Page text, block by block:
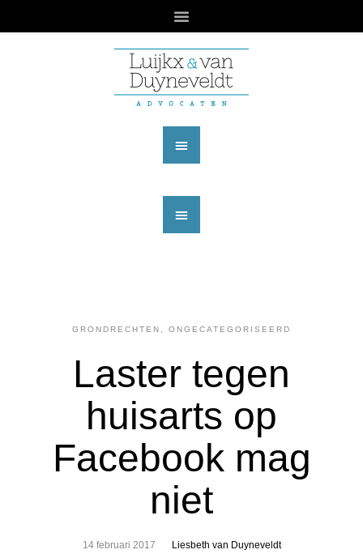
GRONDRECHTEN ONGECATEGORISEERD
Laster tegen
huisarts op
Facebook mag
niet
14 februari 2017 Liesbeth van Duyneveldt